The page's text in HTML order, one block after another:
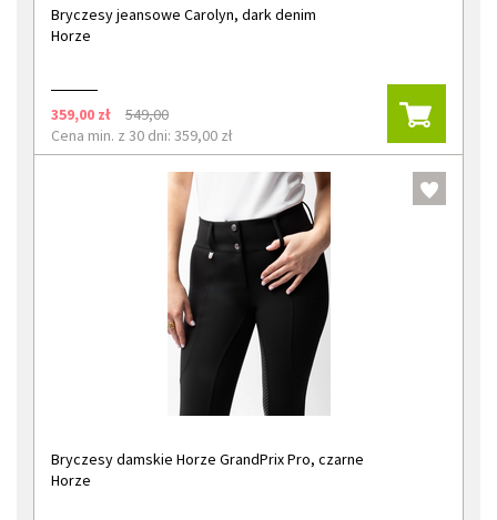
Bryczesy jeansowe Carolyn, dark denim
Horze
359,00 zł
549,00
Cena min. z 30 dni: 359,00 zł
Bryczesy damskie Horze GrandPrix Pro, czarne
Horze